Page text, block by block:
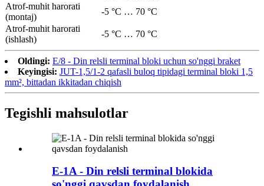
Atrof-muhit harorati
(montaj)
-5 °C … 70 °C
Atrof-muhit harorati
(ishlash)
-5 °C … 70 °C
Oldingi: E/8 - Din relsli terminal bloki uchun so'nggi braket
Keyingisi: JUT-1,5/1-2 qafasli buloq tipidagi terminal bloki 1,5
mm², bittadan ikkitadan chiqish
Tegishli mahsulotlar
E-1A - Din relsli terminal blokida